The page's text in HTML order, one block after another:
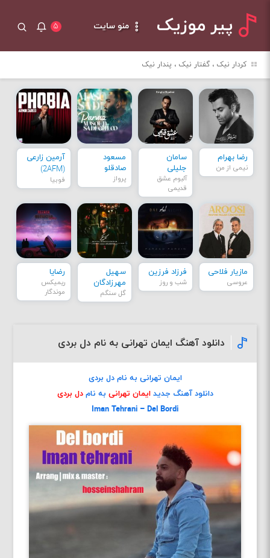
پیر موزیک منو سایت ۵
کردار نیک ، گفتار نیک ، پندار نیک
رضا بهرام
نیمی از من
سامان
جلیلی
آلبوم عشق
قدیمی
مسعود
صادقلو
پرواز
آرمین زارعی
(2AFM)
فوبیا
مازیار فلاحی
عروسی
فرزاد فرزین
شب و روز
سهیل
مهرزادگان
گل سنگم
رضایا
ریمیکس
موندگار
دانلود آهنگ ایمان تهرانی به نام دل بردی
ایمان تهرانی به نام دل بردی
دانلود آهنگ جدید ایمان تهرانی به نامدل بردی
Iman Tehrani – Del Bordi